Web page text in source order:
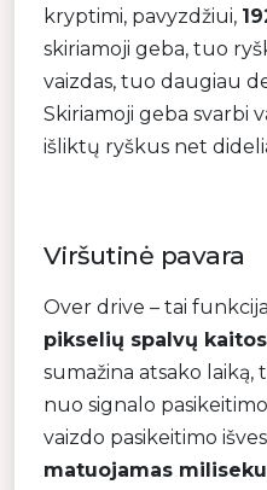
kryptimi, pavyzdžiui,
skiriamoji geba, tuo
vaizdas, tuo daugiau
Skiriamoji geba svarbi
išliktų ryškus net
Viršutinė pavara
Over drive – tai
pikselių spalvų
sumažina atsako laiką,
nuo signalo
vaizdo pasikeitimo
matuojamas